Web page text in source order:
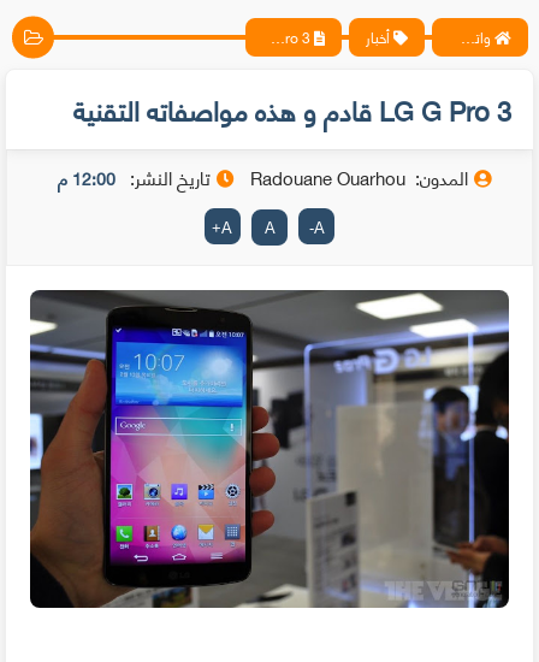
واتس آب ، فيسبوك ، أنترنت ، شروحات تقنية حصرية - المحترف أخبار
LG G Pro 3 قادم و هذه مواصفاته التقنية
المدون: Radouane Ouarhou تاريخ النشر: 12:00 م
A
-
A
A
+